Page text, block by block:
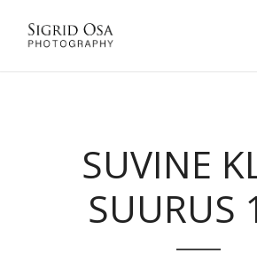
SUVINE
SUURUS